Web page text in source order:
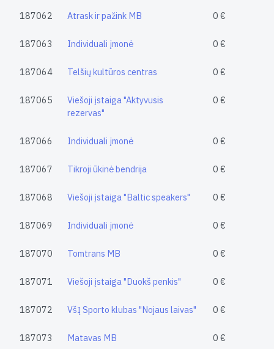
187062 Atrask ir pažink MB 0 €
187063 Individuali įmonė 0 €
187064 Telšių kultūros centras 0 €
187065
Viešoji įstaiga "Aktyvusis
rezervas"
0 €
187066 Individuali įmonė 0 €
187067 Tikroji ūkinė bendrija 0 €
187068 Viešoji įstaiga "Baltic speakers" 0 €
187069 Individuali įmonė 0 €
187070 Tomtrans MB 0 €
187071 Viešoji įstaiga "Duokš penkis" 0 €
187072 VšĮ Sporto klubas "Nojaus laivas" 0 €
187073 Matavas MB 0 €